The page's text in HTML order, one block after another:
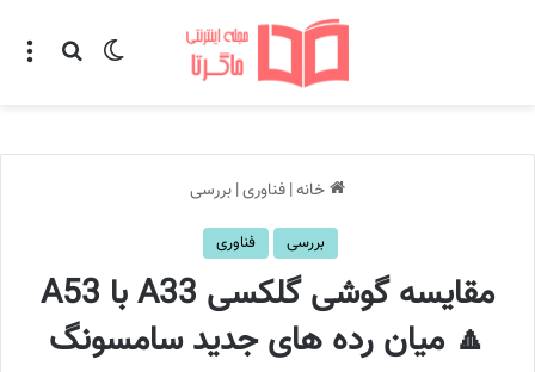
تغییر پوسته
خانه|فناوری|بررسی
بررسی فناوری
مقایسه گوشی گلکسی A33 با A53
🔼 میان رده های جدید سامسونگ